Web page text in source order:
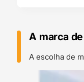
A marca
A escolha de